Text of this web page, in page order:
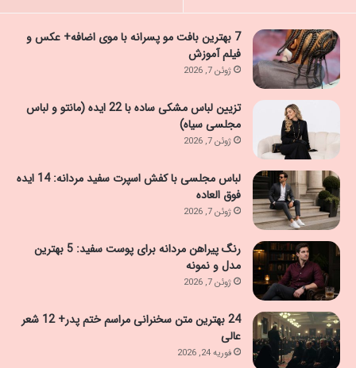
7 بهترین بافت مو پسرانه با موی اضافه+ عکس و
فیلم آموزش
ژوئن 7, 2026
تزیین لباس مشکی ساده با 22 ایده (مانتو و لباس
مجلسی سیاه)
ژوئن 7, 2026
لباس مجلسی با کفش اسپرت سفید مردانه: 14 ایده
فوق العاده
ژوئن 7, 2026
رنگ پیراهن مردانه برای پوست سفید: 5 بهترین
مدل و نمونه
ژوئن 7, 2026
24 بهترین متن سخنرانی مراسم ختم پدر+ 12 شعر
عالی
فوریه 24, 2026